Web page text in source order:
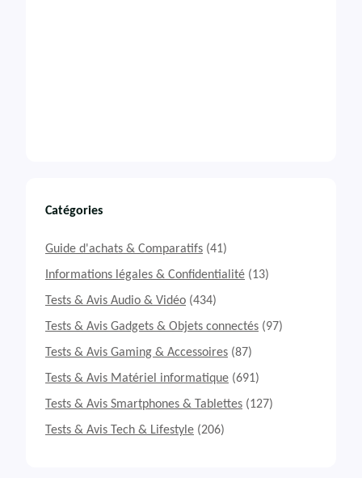
Catégories
Guide d'achats & Comparatifs (41)
Informations légales & Confidentialité (13)
Tests & Avis Audio & Vidéo (434)
Tests & Avis Gadgets & Objets connectés (97)
Tests & Avis Gaming & Accessoires (87)
Tests & Avis Matériel informatique (691)
Tests & Avis Smartphones & Tablettes (127)
Tests & Avis Tech & Lifestyle (206)